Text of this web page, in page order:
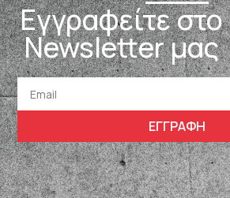
Εγγραφείτε στο
Newsletter μας
ΕΓΓΡΑΦΗ